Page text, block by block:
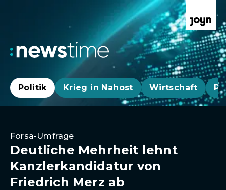
Politik Krieg in Nahost Wirtschaft
Forsa-Umfrage
Deutliche Mehrheit lehnt
Kanzlerkandidatur von
Friedrich Merz ab